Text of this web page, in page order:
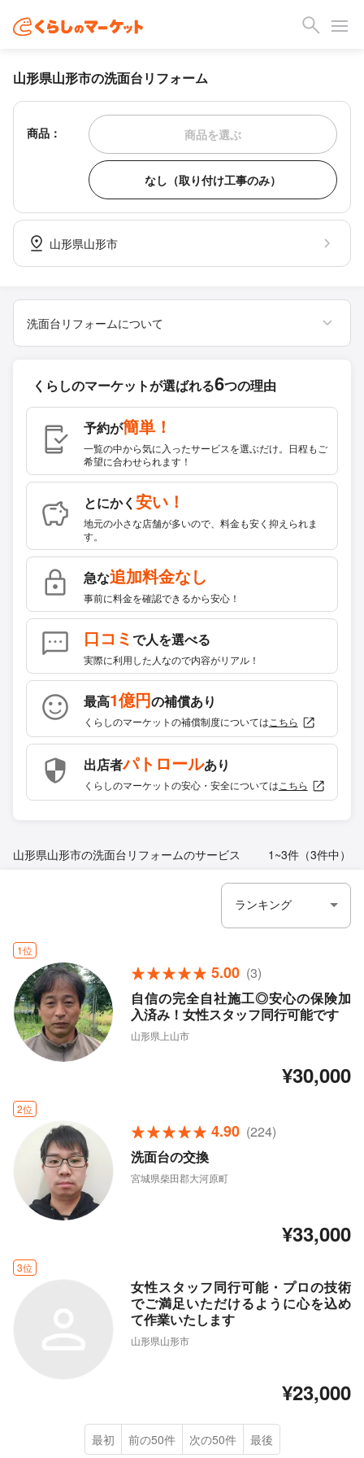
山形県山形市の洗面台リフォーム
商品： 商品を選ぶ
なし（取り付け工事のみ）
山形県山形市
洗面台リフォームについて
くらしのマーケットが選ばれる6つの理由
予約が簡単！
一覧の中から気に入ったサービスを選ぶだけ。日程もご
希望に合わせられます！
とにかく 安い！
地元の小さな店舗が多いので、料金も安く抑えられま
す。
急な追加料金なし
事前に料金を確認できるから安心！
口コミで人を選べる
実際に利用した人なので内容がリアル！
最高1億円の補償あり
くらしのマーケットの補償制度については こちら
出店者パトロールあり
くらしのマーケットの安心・安全については こちら
山形県山形市の洗面台リフォームのサービス 1~3件（3件中）
1位
5.00 (3)
自信の完全自社施工◎安心の保険加
入済み！女性スタッフ同行可能です
山形県上山市
¥30,000
2位
4.90 (224)
洗面台の交換
宮城県柴田郡大河原町
¥33,000
3位
女性スタッフ同行可能・プロの技術
でご満足いただけるように心を込め
て作業いたします
山形県山形市
¥23,000
最初 前の50件 次の50件 最後